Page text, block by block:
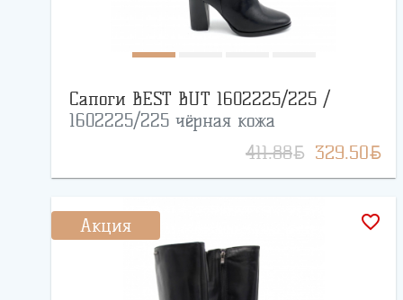
Сапоги BEST BUT 1602225/225 /
1602225/225 чёрная кожа
411.88BYN 329.50BYN
Акция favorite_border